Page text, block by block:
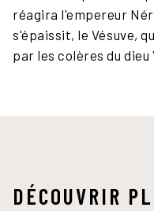
réagira l'empereur
s'épaissit, le Vésuve,
par les colères du dieu
DÉCOUVRIR